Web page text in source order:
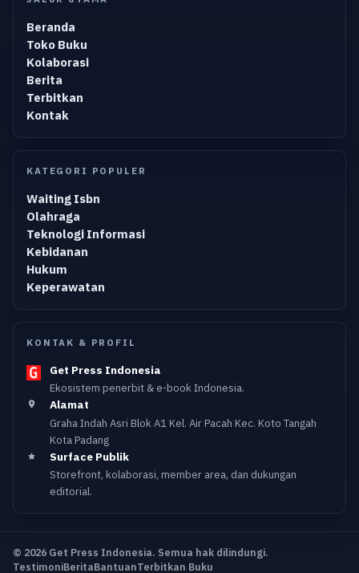
Beranda
Toko Buku
Kolaborasi
Berita
Terbitkan
Kontak
KATEGORI POPULER
Waiting Isbn
Olahraga
Teknologi Informasi
Kebidanan
Hukum
Keperawatan
KONTAK & PROFIL
Get Press Indonesia
Ekosistem penerbit & e-book Indonesia.
Alamat
Graha Indah Asri Blok A1 Kel. Air Pacah Kec. Koto Tangah
Kota Padang
Surface Publik
Storefront, kolaborasi, member area, dan dukungan
editorial.
© 2026 Get Press Indonesia. Semua hak dilindungi.
TestimoniBeritaBantuanTerbitkan Buku